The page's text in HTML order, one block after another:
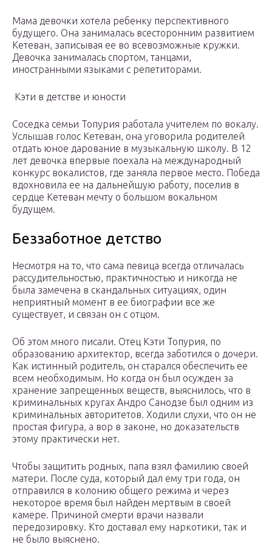
Мама девочки хотела ребенку перспективного
будущего. Она занималась всесторонним развитием
Кетеван, записывая ее во всевозможные кружки.
Девочка занималась спортом, танцами,
иностранными языками с репетиторами.
Кэти в детстве и юности
Соседка семьи Топурия работала учителем по вокалу.
Услышав голос Кетеван, она уговорила родителей
отдать юное дарование в музыкальную школу. В 12
лет девочка впервые поехала на международный
конкурс вокалистов, где заняла первое место. Победа
вдохновила ее на дальнейшую работу, поселив в
сердце Кетеван мечту о большом вокальном
будущем.
Беззаботное детство
Несмотря на то, что сама певица всегда отличалась
рассудительностью, практичностью и никогда не
была замечена в скандальных ситуациях, один
неприятный момент в ее биографии все же
существует, и связан он с отцом.
Об этом много писали. Отец Кэти Топурия, по
образованию архитектор, всегда заботился о дочери.
Как истинный родитель, он старался обеспечить ее
всем необходимым. Но когда он был осужден за
хранение запрещенных веществ, выяснилось, что в
криминальных кругах Андро Санодзе был одним из
криминальных авторитетов. Ходили слухи, что он не
простая фигура, а вор в законе, но доказательств
этому практически нет.
Чтобы защитить родных, папа взял фамилию своей
матери. После суда, который дал ему три года, он
отправился в колонию общего режима и через
некоторое время был найден мертвым в своей
камере. Причиной смерти врачи назвали
передозировку. Кто доставал ему наркотики, так и
не было выяснено.